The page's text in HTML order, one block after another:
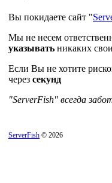
Вы покидаете сайт "
Мы не несем
указывать никаких
Если Вы не хотите
через секунд
"ServerFish" всегда
ServerFish © 2026